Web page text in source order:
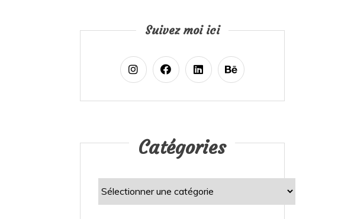
Suivez moi ici
Catégories